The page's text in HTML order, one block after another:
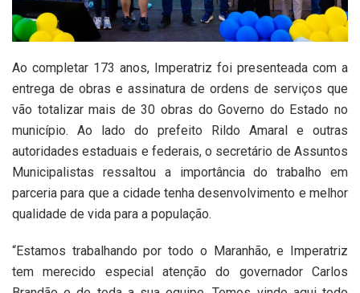
Ao completar 173 anos, Imperatriz foi presenteada com a
entrega de obras e assinatura de ordens de serviços que
vão totalizar mais de 30 obras do Governo do Estado no
município. Ao lado do prefeito Rildo Amaral e outras
autoridades estaduais e federais, o secretário de Assuntos
Municipalistas ressaltou a importância do trabalho em
parceria para que a cidade tenha desenvolvimento e melhor
qualidade de vida para a população.
“Estamos trabalhando por todo o Maranhão, e Imperatriz
tem merecido especial atenção do governador Carlos